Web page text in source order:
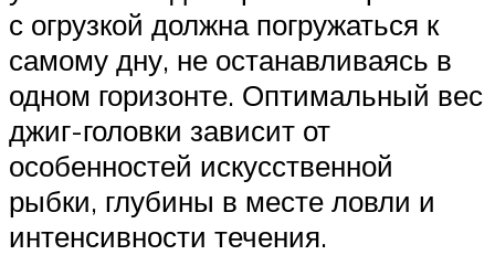
с огрузкой должна погружаться к
самому дну, не останавливаясь в
одном горизонте. Оптимальный вес
джиг-головки зависит от
особенностей искусственной
рыбки, глубины в месте ловли и
интенсивности течения.